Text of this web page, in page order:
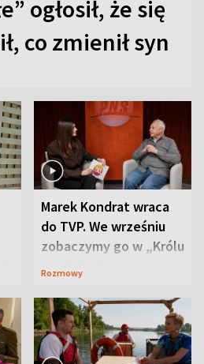
ogłosił, że się
co zmienił syn
Marek Kondrat wraca
do TVP. We wrześniu
zobaczymy go w „Królu
Maciusiu I”
Rozmowy